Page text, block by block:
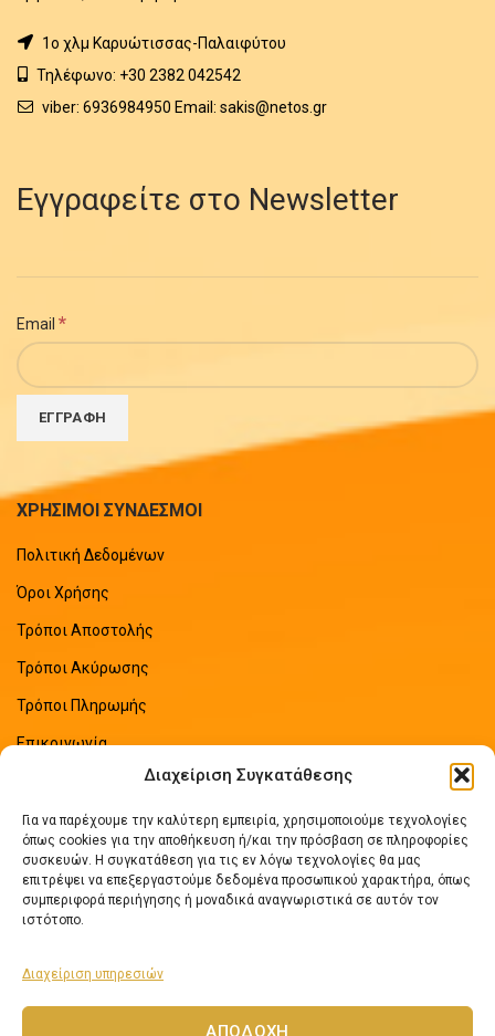
Διαχείριση Συγκατάθεσης
Για να παρέχουμε την καλύτερη εμπειρία, χρησιμοποιούμε τεχνολογίες
όπως cookies για την αποθήκευση ή/και την πρόσβαση σε πληροφορίες
συσκευών. Η συγκατάθεση για τις εν λόγω τεχνολογίες θα μας
επιτρέψει να επεξεργαστούμε δεδομένα προσωπικού χαρακτήρα, όπως
συμπεριφορά περιήγησης ή μοναδικά αναγνωριστικά σε αυτόν τον
ιστότοπο.
Διαχείριση υπηρεσιών
ΑΠΟΔΟΧΉ
1o χλμ Καρυώτισσας-Παλαιφύτου
Τηλέφωνο: +30 2382 042542
viber: 6936984950 Email: sakis@netos.gr
Εγγραφείτε στο Newsletter
Email *
ΧΡΗΣΙΜΟΙ ΣΥΝΔΕΣΜΟΙ
Πολιτική Δεδομένων
Όροι Χρήσης
Τρόποι Αποστολής
Τρόποι Ακύρωσης
Τρόποι Πληρωμής
Επικοινωνία
ΠΡΟΣΦΑΤΑ ΑΡΘΡΑ
Οδηγός Εξοικονόμησης Ενέργειας
No Comments
Πως να επιλέξετε ηλιακό θερμοσίφωνα